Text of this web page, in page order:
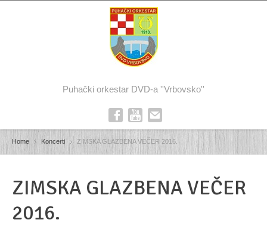
Puhački orkestar DVD-a ''Vrbovsko''
Home Koncerti ZIMSKA GLAZBENA VEČER 2016.
ZIMSKA GLAZBENA VEČER
2016.